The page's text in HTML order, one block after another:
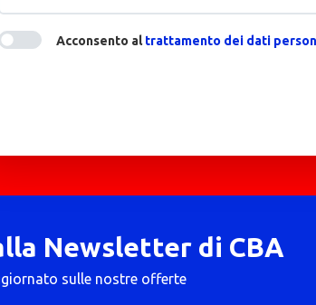
Acconsento altrattamento dei dati
Newsletter di CBA
sulle nostre offerte